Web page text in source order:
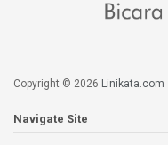
Copyright © 2026 Linikata.com
Navigate Site